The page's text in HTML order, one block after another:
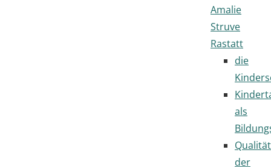
Amalie
Struve
Rastatt
die
als
Qualität
der